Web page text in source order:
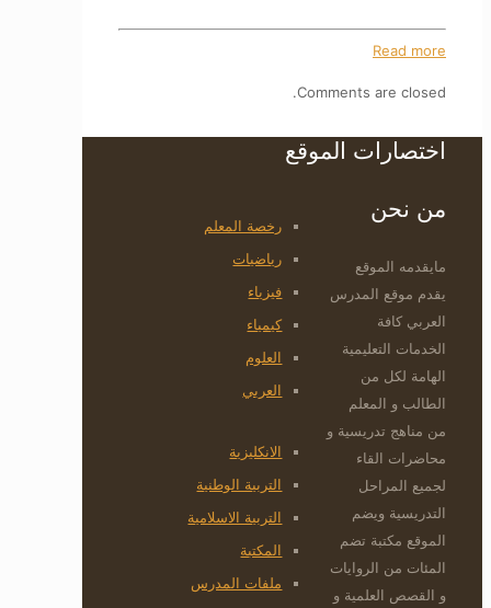
Read more
Comments are closed.
اختصارات الموقع
رخصة المعلم
رياضيات
فيزياء
كيمياء
العلوم
العربي
الانكليزية
التربية الوطنية
التربية الاسلامية
المكتبة
ملفات المدرس
من نحن
مايقدمه الموقع
يقدم موقع المدرس
العربي كافة
الخدمات التعليمية
الهامة لكل من
الطالب و المعلم
من مناهج تدريسية و
محاضرات القاء
لجميع المراحل
التدريسية ويضم
الموقع مكتبة تضم
المئات من الروايات
و القصص العلمية و